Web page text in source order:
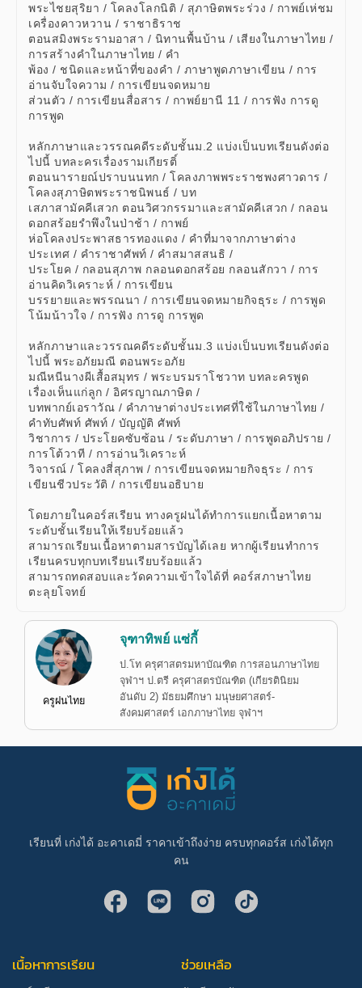
พระไชยสุริยา / โคลงโลกนิติ / สุภาษิตพระร่วง / กาพย์เห่ชม
เครื่องคาวหวาน / ราชาธิราช
ตอนสมิงพระรามอาสา / นิทานพื้นบ้าน / เสียงในภาษาไทย /
การสร้างคำในภาษาไทย / คำ
พ้อง / ชนิดและหน้าที่ของคำ / ภาษาพูดภาษาเขียน / การ
อ่านจับใจความ / การเขียนจดหมาย
ส่วนตัว / การเขียนสื่อสาร / กาพย์ยานี 11 / การฟัง การดู
การพูด
หลักภาษาและวรรณคดีระดับชั้นม.2 แบ่งเป็นบทเรียนดังต่อ
ไปนี้ บทละครเรื่องรามเกียรติ์
ตอนนารายณ์ปราบนนทก / โคลงภาพพระราชพงศาวดาร /
โคลงสุภาษิตพระราชนิพนธ์ / บท
เสภาสามัคคีเสวก ตอนวิศวกรรมาและสามัคคีเสวก / กลอน
ดอกสร้อยรำพึงในป่าช้า / กาพย์
ห่อโคลงประพาสธารทองแดง / คำที่มาจากภาษาต่าง
ประเทศ / คำราชาศัพท์ / คำสมาสสนธิ /
ประโยค / กลอนสุภาพ กลอนดอกสร้อย กลอนสักวา / การ
อ่านคิดวิเคราะห์ / การเขียน
บรรยายและพรรณนา / การเขียนจดหมายกิจธุระ / การพูด
โน้มน้าวใจ / การฟัง การดู การพูด
หลักภาษาและวรรณคดีระดับชั้นม.3 แบ่งเป็นบทเรียนดังต่อ
ไปนี้ พระอภัยมณี ตอนพระอภัย
มณีหนีนางผีเสื้อสมุทร / พระบรมราโชวาท บทละครพูด
เรื่องเห็นแก่ลูก / อิศรญาณภาษิต /
บทพากย์เอราวัณ / คำภาษาต่างประเทศที่ใช้ในภาษาไทย /
คำทับศัพท์ ศัพท์ / บัญญัติ ศัพท์
วิชาการ / ประโยคซับซ้อน / ระดับภาษา / การพูดอภิปราย /
การโต้วาที / การอ่านวิเคราะห์
วิจารณ์ / โคลงสี่สุภาพ / การเขียนจดหมายกิจธุระ / การ
เขียนชีวประวัติ / การเขียนอธิบาย
โดยภายในคอร์สเรียน ทางครูฝนได้ทำการแยกเนื้อหาตาม
ระดับชั้นเรียนให้เรียบร้อยแล้ว
สามารถเรียนเนื้อหาตามสารบัญได้เลย หากผู้เรียนทำการ
เรียนครบทุกบทเรียนเรียบร้อยแล้ว
สามารถทดสอบและวัดความเข้าใจได้ที่ คอร์สภาษาไทย
ตะลุยโจทย์
ครูฝนไทย
จุฑาทิพย์ แซ่กี้
ป.โท ครุศาสตรมหาบัณฑิต การสอนภาษาไทย
จุฬาฯ ป.ตรี ครุศาสตรบัณฑิต (เกียรตินิยม
อันดับ 2) มัธยมศึกษา มนุษยศาสตร์-
สังคมศาสตร์ เอกภาษาไทย จุฬาฯ
เรียนที่ เก่งได้ อะคาเดมี่ ราคาเข้าถึงง่าย ครบทุกคอร์ส เก่งได้ทุก
คน
เนื้อหาการเรียน ช่วยเหลือ